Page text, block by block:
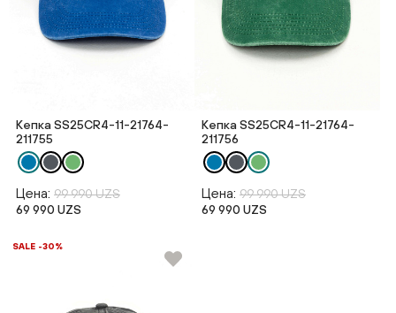
Кепка SS25CR4-11-21764-
211755
Цена: 99 990 UZS
69 990 UZS
Кепка SS25CR4-11-21764-
211756
Цена: 99 990 UZS
69 990 UZS
SALE -30%